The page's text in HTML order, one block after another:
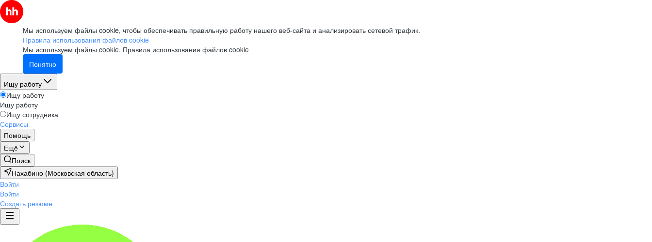
Мы используем файлы cookie, чтобы обеспечивать правильную работу нашего веб-сайта и анализировать сетевой трафик.
Правила использования файлов cookie
Мы используем файлы cookie. Правила использования файлов cookie
Понятно
Ищу работу
Ищу работу
Ищу работу
Ищу сотрудника
Сервисы
Помощь
Ещё
Поиск
Нахабино (Московская область)
Войти
Войти
Создать резюме